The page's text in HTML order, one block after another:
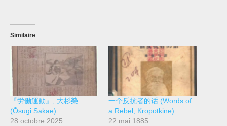
Similaire
『労働運動』, 大杉榮
(Ōsugi Sakae)
28 octobre 2025
一个反抗者的话 (Words of
a Rebel, Kropotkine)
22 mai 1885